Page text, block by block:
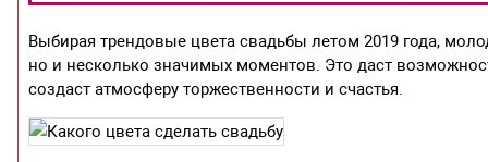
Выбирая трендовые цвета свадьбы летом 2019 года,
но и несколько значимых моментов. Это даст
создаст атмосферу торжественности и счастья.